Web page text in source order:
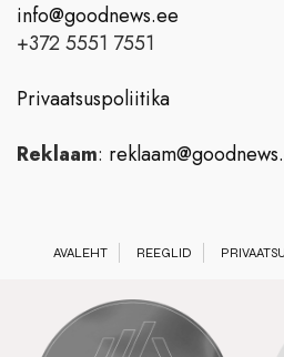
info@goodnews.ee
+372 5551 7551
Privaatsuspoliitika
Reklaam:
AVALEHT REEGLID